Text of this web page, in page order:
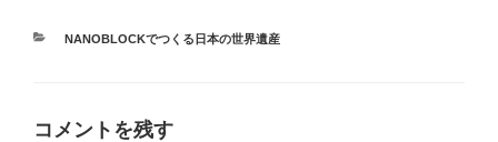
カ
ー
NANOBLOCKでつくる日本の世界遺産
コメントを残す